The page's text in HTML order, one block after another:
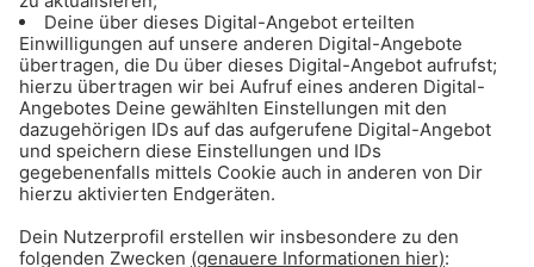
dem neusten Stand: